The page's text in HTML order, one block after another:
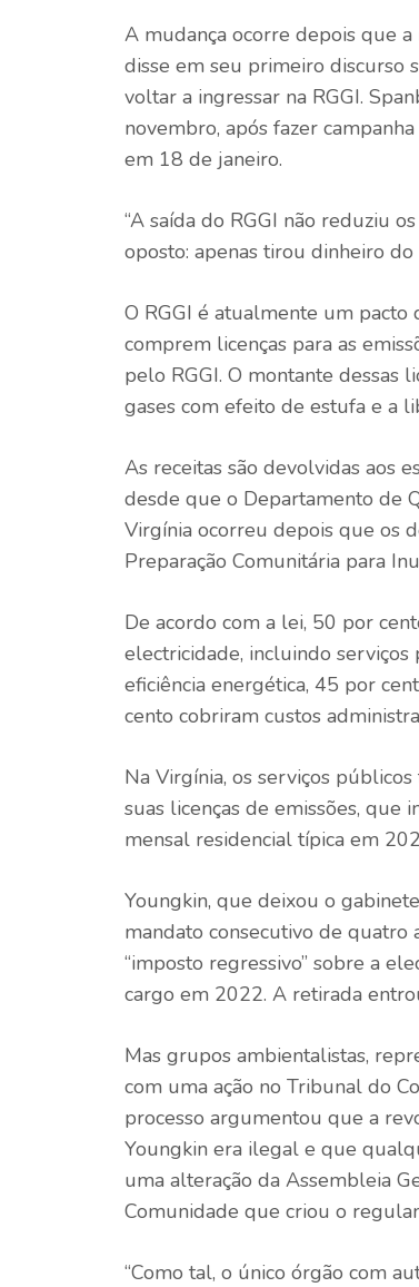
A mudança ocorre depois que
disse em seu primeiro discurso
voltar a ingressar na RGGI.
novembro, após fazer
em 18 de janeiro.
“A saída do RGGI não reduziu
oposto: apenas tirou dinheiro
O RGGI é atualmente um
comprem licenças para as
pelo RGGI. O montante dessas
gases com efeito de estufa e a
As receitas são devolvidas aos
desde que o Departamento de
Virgínia ocorreu depois que os
Preparação Comunitária para
De acordo com a lei, 50 por
electricidade, incluindo
eficiência energética, 45 por
cento cobriram custos
Na Virgínia, os serviços
suas licenças de emissões, que
mensal residencial típica em
Youngkin, que deixou o
mandato consecutivo de quatro
“imposto regressivo” sobre a
cargo em 2022. A retirada
Mas grupos ambientalistas,
com uma ação no Tribunal do
processo argumentou que a
Youngkin era ilegal e que
uma alteração da Assembleia
Comunidade que criou o
“Como tal, o único órgão com